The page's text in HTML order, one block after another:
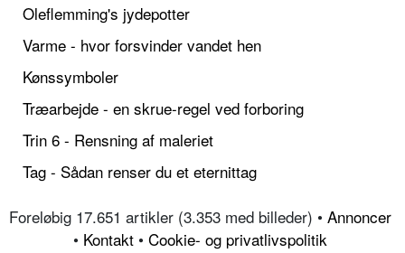
Oleflemming's jydepotter
Varme - hvor forsvinder vandet hen
Kønssymboler
Træarbejde - en skrue-regel ved forboring
Trin 6 - Rensning af maleriet
Tag - Sådan renser du et eternittag
Foreløbig 17.651 artikler (3.353 med billeder) • Annoncer
• Kontakt • Cookie- og privatlivspolitik